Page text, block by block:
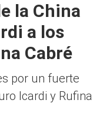
la China
a los
Cabré
por un fuerte
Icardi y Rufina